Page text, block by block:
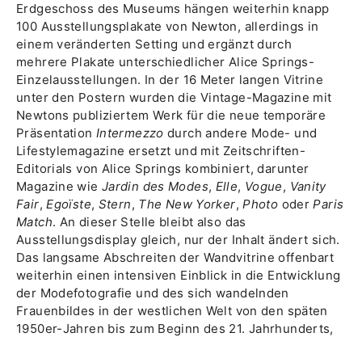
Erdgeschoss des Museums hängen weiterhin knapp
100 Ausstellungsplakate von Newton, allerdings in
einem veränderten Setting und ergänzt durch
mehrere Plakate unterschiedlicher Alice Springs-
Einzelausstellungen. In der 16 Meter langen Vitrine
unter den Postern wurden die Vintage-Magazine mit
Newtons publiziertem Werk für die neue temporäre
Präsentation Intermezzo durch andere Mode- und
Lifestylemagazine ersetzt und mit Zeitschriften-
Editorials von Alice Springs kombiniert, darunter
Magazine wie Jardin des Modes, Elle, Vogue, Vanity
Fair,Egoïste, Stern, The New Yorker,Photo oderParis
Match. An dieser Stelle bleibt also das
Ausstellungsdisplay gleich, nur der Inhalt ändert sich.
Das langsame Abschreiten der Wandvitrine offenbart
weiterhin einen intensiven Einblick in die Entwicklung
der Modefotografie und des sich wandelnden
Frauenbildes in der westlichen Welt von den späten
1950er-Jahren bis zum Beginn des 21. Jahrhunderts,